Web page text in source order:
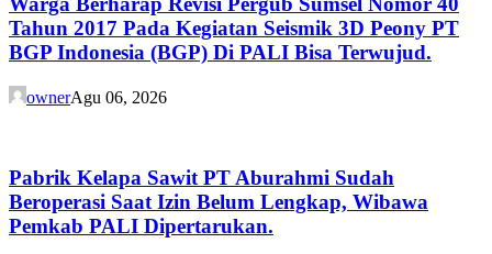
Tahun 2017 Pada Kegiatan Seismik 3D Peony PT
BGP Indonesia (BGP) Di PALI Bisa Terwujud.
ownerAgu 06, 2026
Pabrik Kelapa Sawit PT Aburahmi Sudah
Beroperasi Saat Izin Belum Lengkap, Wibawa
Pemkab PALI Dipertarukan.